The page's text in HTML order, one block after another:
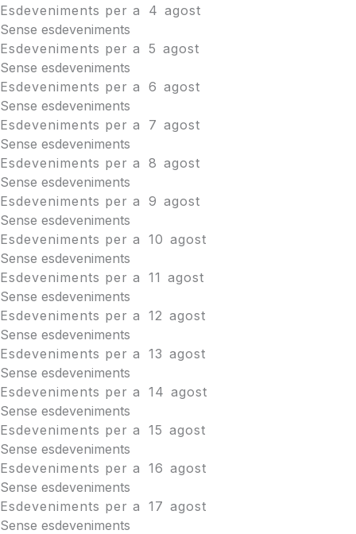
Esdeveniments per a
4 agost
Sense esdeveniments
Esdeveniments per a 5 agost
Sense esdeveniments
Esdeveniments per a 6 agost
Sense esdeveniments
Esdeveniments per a
7 agost
Sense esdeveniments
Esdeveniments per a 8 agost
Sense esdeveniments
Esdeveniments per a 9 agost
Sense esdeveniments
Esdeveniments per a 10 agost
Sense esdeveniments
Esdeveniments per a 11 agost
Sense esdeveniments
Esdeveniments per a 12 agost
Sense esdeveniments
Esdeveniments per a 13 agost
Sense esdeveniments
Esdeveniments per a 14 agost
Sense esdeveniments
Esdeveniments per a 15 agost
Sense esdeveniments
Esdeveniments per a 16 agost
Sense esdeveniments
Esdeveniments per a 17 agost
Sense esdeveniments